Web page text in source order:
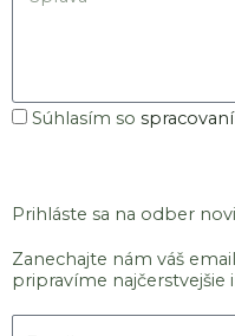
Súhlas
osobných
Súhlasím so
Prihláste sa na odber
Zanechajte nám váš
pripravíme najčerstvejšie